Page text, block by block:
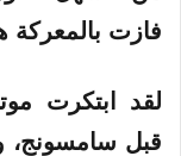
فازت بالمعركة
لقد ابتكرت